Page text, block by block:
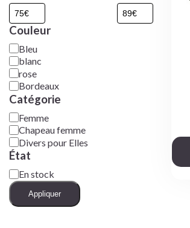
Couleur
Bleu
blanc
rose
Bordeaux
Catégorie
Femme
Chapeau femme
Divers pour Elles
État
En stock
Appliquer